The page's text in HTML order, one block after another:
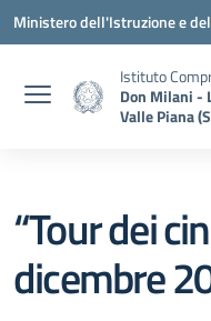
Vai ai contenuti
Vai al menu di navigazione
Vai al footer
Ministero dell'Istruzione e
Istituto
Don Milani -
Valle Piana
“Tour dei
dicembre